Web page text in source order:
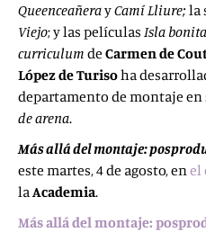
QueenceañerayCamí Lliure;la
Viejo; y las películas Isla bonita
curriculum de Carmen de
López de Turisoha
departamento de montaje en
de arena.
Más allá del montaje:
este martes, 4 de agosto, enel
laAcademia.
Más allá del montaje: